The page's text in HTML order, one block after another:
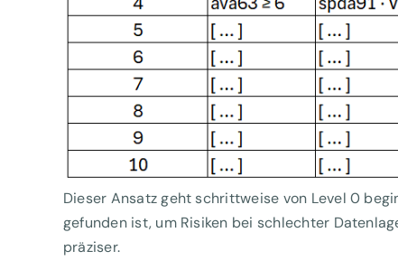
Dieser Ansatz geht schrittweise von Level 0
gefunden ist, um Risiken bei schlechter
präziser.